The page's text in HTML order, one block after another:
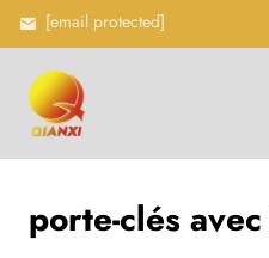
[email protected]
porte-clés